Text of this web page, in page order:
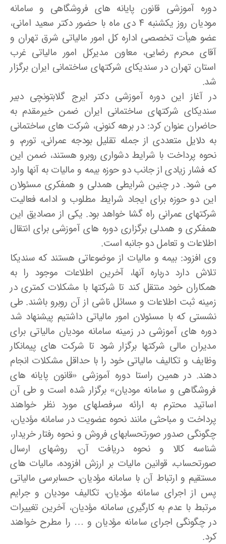
دوره آموزشی قانون پایانه های فروشگاهی و سامانه
مودیان روز یکشنبه ۴ دی ماه با حضور دکتر سعید امانی،
عضو هیأت تخصصی اداره کل امور مالیاتی شرق تهران و
آقای محرم رضایی، معاون مدیرکل امور مالیاتی غرب
استان تهران در سندیکای شرکتهای ساختمانی ایران برگزار
شد.
در آغاز این دوره آموزشی دکتر ایرج گلابتونچی دبیر
سندیکای شرکتهای ساختمانی ایران ضمن خیرمقدم به
حاضران عنوان کرد: در برهه کنونی، شرکت های ساختمانی
به دلایل متعددی از جمله تقلیل بودجه عمرانی، تورم، و
نحوه پرداخت با شرایط دشواری روبرو هستند، ضمن این
که فشار زیادی از جانب دو حوزه بیمه و مالیات به آنها وارد
می شود. در چنین شرایطی همدلی و همفکری مسئولان
این دو حوزه برای ایجاد شرایط مطلوب و ادامه فعالیت
شرکتهای عمرانی راه گشا خواهد بود. یکی از مصادیق این
همفکری و همدلی برگزاری دوره های آموزشی برای انتقال
اطلاعات و تعامل دو جانبه است.
وی افزود: بیمه و مالیات از موضوعاتی هستند که سندیکا
تلاش دارد درباره آنها، آخرین اطلاعات موجود را به
همکاران خود منتقل کند تا شرکتها با مشکلات کمتری در
زمینه ثبت اطلاعات و مسائل ناشی از آن روبرو باشند. طی
نشستی که با مسئولان امور مالیاتی داشتیم پیشنهاد شد
دوره های آموزشی در زمینه سامانه مودیان مالیاتی برای
مدیران مالی شرکتها برگزار شود تا شرکت های پیمانکار
وظایف و تکالیف مالیاتی خود را با حداقل مشکلات انجام
دهند. در همین راستا دوره آموزشی «قانون پایانه های
فروشگاهی و سامانه مودیان» برگزار شده است و طی آن
اساتید محترم به ارائه سرفصلهای مورد نظر خواهند
پرداخت و مباحثی مانند نحوه عضویت در سامانه مؤدیان،
چگونگی صدور صورتحسابهای فروش و نحوه رفتار خریدار،
شناسه کالا و نحوه دریافت آن، روشهای ارسال
صورتحساب، قوانین مالیات بر ارزش افزوده، مالیات های
مستقیم و ارتباط آن با سامانه مؤدیان، حسابرسی مالیاتی
پس از اجرای سامانه مؤدیان، تکالیف مودیان و جرایم
مرتبط با عدم به کارگیری سامانه مؤدیان، آخرین تغییرات
در چگونگی اجرای سامانه مؤدیان و … را مطرح خواهند
کرد.